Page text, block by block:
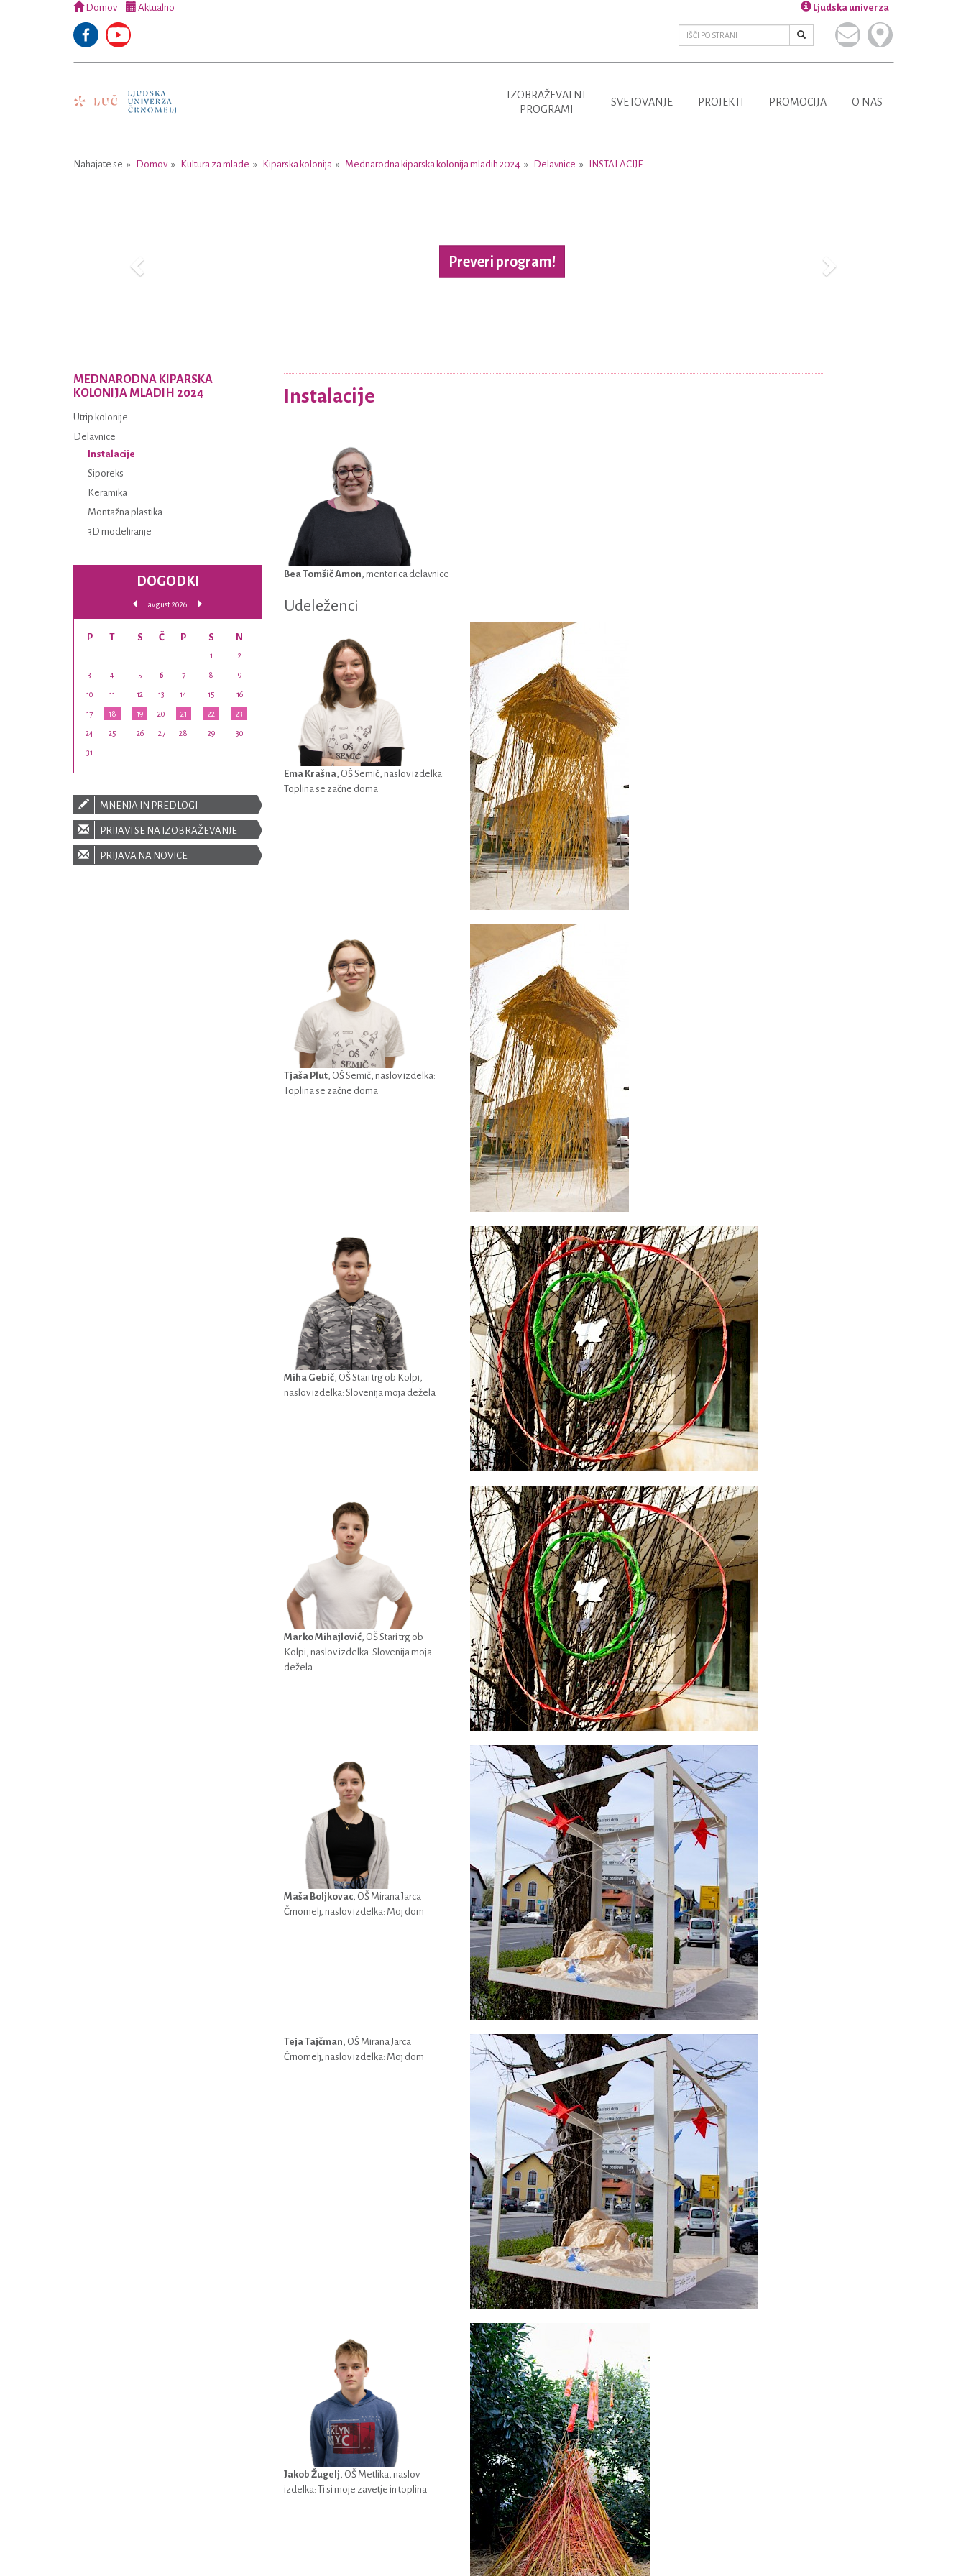
Domov Aktualno Ljudska univerza
IZOBRAŽEVALNI
PROGRAMI
SVETOVANJE PROJEKTI PROMOCIJA O NAS
Nahajate se Domov Kultura za mlade Kiparska kolonija Mednarodna kiparska kolonija mladih 2024 Delavnice INSTALACIJE
Instalacije
Bea Tomšič Amon, mentorica delavnice
Udeleženci
Ema Krašna, OŠ Semič, naslov izdelka:
Toplina se začne doma
Tjaša Plut, OŠ Semič, naslov izdelka:
Toplina se začne doma
Miha Gebič, OŠ Stari trg ob Kolpi,
naslov izdelka: Slovenija moja dežela
Marko Mihajlović, OŠ Stari trg ob
Kolpi, naslov izdelka: Slovenija moja
dežela
Maša Boljkovac, OŠ Mirana Jarca
Črnomelj, naslov izdelka: Moj dom
Teja Tajčman, OŠ Mirana Jarca
Črnomelj, naslov izdelka: Moj dom
Jakob Žugelj, OŠ Metlika, naslov
izdelka: Ti si moje zavetje in toplina
MEDNARODNA KIPARSKA
KOLONIJA MLADIH 2024
Utrip kolonije
Delavnice
Instalacije
Siporeks
Keramika
Montažna plastika
3D modeliranje
DOGODKI
avgust 2026
P T S Č P S N
1 2
3 4 5 6 7 8 9
10 11 12 13 14 15 16
17 18 19 20 21 22 23
24 25 26 27 28 29 30
31
MNENJA IN PREDLOGI
PRIJAVI SE NA IZOBRAŽEVANJE
PRIJAVA NA NOVICE